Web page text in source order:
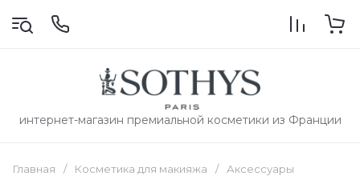
интернет-магазин премиальной косметики из Франции
Главная / Косметика для макияжа / Аксессуары